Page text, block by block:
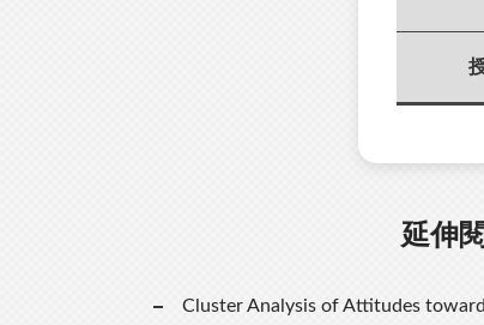
延伸
Cluster Analysis of Attitudes